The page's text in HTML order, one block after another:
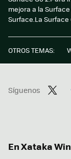
mejora a la
Surface.La Surface
OTROS TEMAS:
Síguenos
En Xataka